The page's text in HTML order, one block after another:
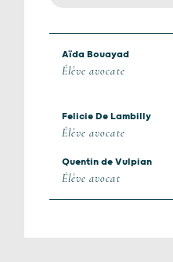
Aïda Bouayad
Élève avocate
Felicie De Lambilly
Élève avocate
Quentin de Vulpian
Élève avocat